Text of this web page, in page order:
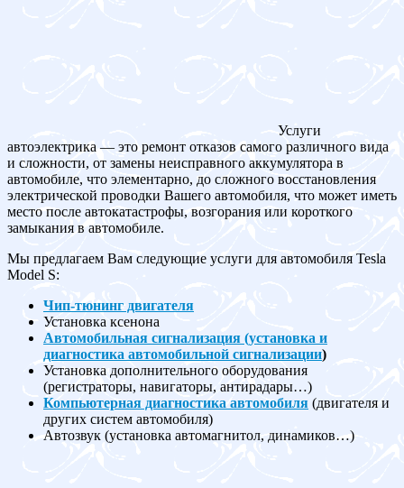
Услуги
автоэлектрика — это ремонт отказов самого различного вида
и сложности, от замены неисправного аккумулятора в
автомобиле, что элементарно, до сложного восстановления
электрической проводки Вашего автомобиля, что может иметь
место после автокатастрофы, возгорания или короткого
замыкания в автомобиле.
Мы предлагаем Вам следующие услуги для автомобиля Tesla
Model S:
Чип-тюнинг двигателя
Установка ксенона
Автомобильная сигнализация (установка и
диагностика автомобильной сигнализации)
Установка дополнительного оборудования
(регистраторы, навигаторы, антирадары…)
Компьютерная диагностика автомобиля (двигателя и
других систем автомобиля)
Автозвук (установка автомагнитол, динамиков…)